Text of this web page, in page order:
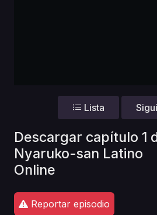
Lista
Descargar capítulo 1
Nyaruko-san Latino
Online
Reportar episodio